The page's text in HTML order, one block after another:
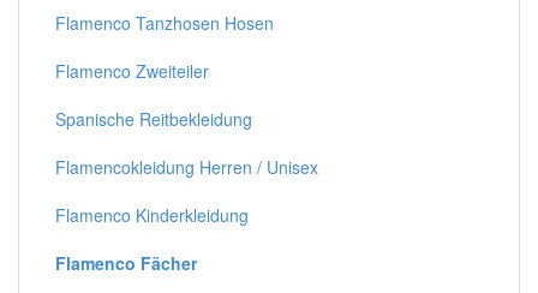
Flamenco Tanzhosen Hosen
Flamenco Zweiteiler
Spanische Reitbekleidung
Flamencokleidung Herren / Unisex
Flamenco Kinderkleidung
Flamenco Fächer